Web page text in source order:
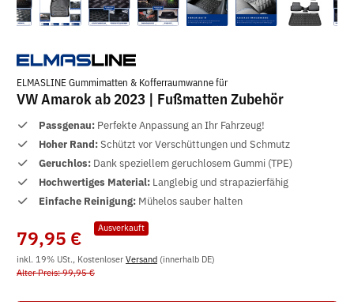
ELMASLINE Gummimatten & Kofferraumwanne für
VW Amarok ab 2023 | Fußmatten Zubehör
Passgenau: Perfekte Anpassung an Ihr Fahrzeug!
Hoher Rand:Schützt vor Verschüttungen und Schmutz
Geruchlos: Dank speziellem geruchlosem Gummi (TPE)
Hochwertiges Material: Langlebig und strapazierfähig
Einfache Reinigung: Mühelos sauber halten
Ausverkauft
79,95 €
inkl. 19% USt., Kostenloser Versand (innerhalb DE)
Alter Preis: 99,95 €